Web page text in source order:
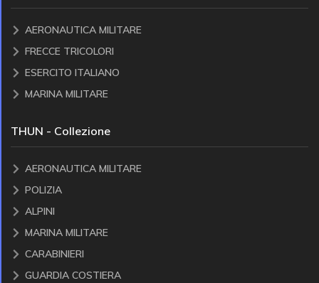
AERONAUTICA MILITARE
FRECCE TRICOLORI
ESERCITO ITALIANO
MARINA MILITARE
THUN - Collezione
AERONAUTICA MILITARE
POLIZIA
ALPINI
MARINA MILITARE
CARABINIERI
GUARDIA COSTIERA